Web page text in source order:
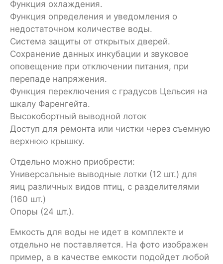
Функция охлаждения.
Функция определения и уведомления о
недостаточном количестве воды.
Система защиты от открытых дверей.
Сохранение данных инкубации и звуковое
оповещение при отключении питания, при
перепаде напряжения.
Функция переключения с градусов Цельсия на
шкалу Фаренгейта.
Высокобортный выводной лоток
Доступ для ремонта или чистки через съемную
верхнюю крышку.
Отдельно можно приобрести:
Универсальные выводные лотки (12 шт.) для
яиц различных видов птиц, с разделителями
(160 шт.)
Опоры (24 шт.).
Емкость для воды не идет в комплекте и
отдельно не поставляется. На фото изображен
пример, а в качестве емкости подойдет любой